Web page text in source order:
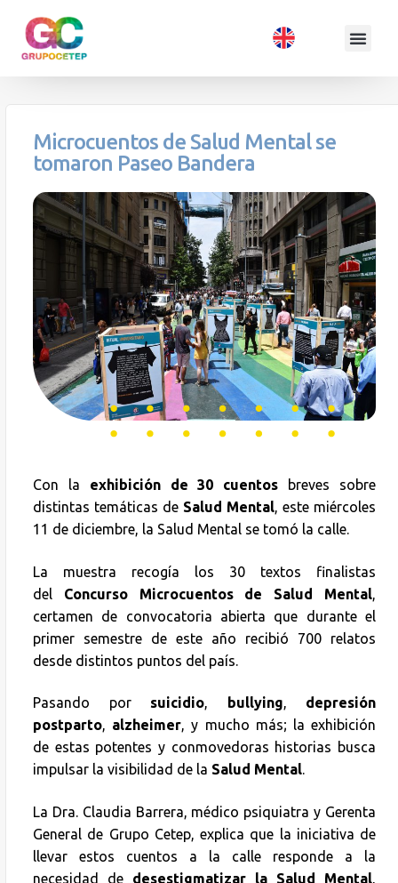
Microcuentos de Salud Mental se
tomaron Paseo Bandera
Con la exhibición de 30 cuentos breves sobre
distintas temáticas de Salud Mental, este miércoles
11 de diciembre, la Salud Mental se tomó la calle.
La muestra recogía los 30 textos finalistas
del Concurso Microcuentos de Salud Mental,
certamen de convocatoria abierta que durante el
primer semestre de este año recibió 700 relatos
desde distintos puntos del país.
Pasando por suicidio, bullying, depresión
postparto, alzheimer, y mucho más; la exhibición
de estas potentes y conmovedoras historias busca
impulsar la visibilidad de la Salud Mental.
La Dra. Claudia Barrera, médico psiquiatra y Gerenta
General de Grupo Cetep, explica que la iniciativa de
llevar estos cuentos a la calle responde a la
necesidad de desestigmatizar la Salud Mental,